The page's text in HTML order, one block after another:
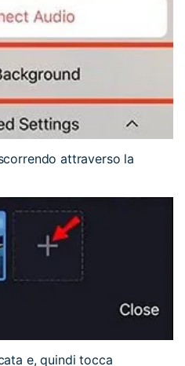
attraverso la
e, quindi tocca